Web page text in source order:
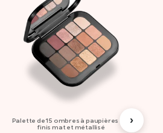
Palette de 15 ombres à paupières aux
finis mat et métallisé
›